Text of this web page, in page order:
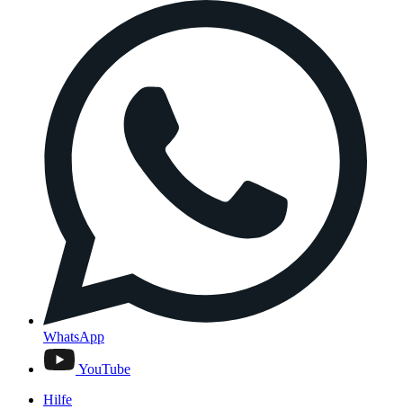
WhatsApp
YouTube
Hilfe